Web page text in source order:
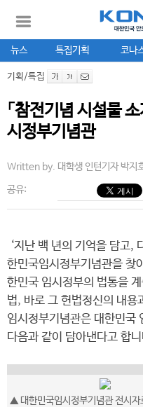
뉴스 특집기획 코나
기획/특집
「참전기념 시설물
시정부기념관
Written by. 대학생 인턴기자 박지
공유:
‘지난 백 년의 기억을 담고,
한민국임시정부기념관을 찾
한민국 임시정부의 법통을
법, 바로 그 헌법정신의 내용
임시정부기념관은 대한민국
다음과 같이 담아낸다고 합
▲ 대한민국임시정부기념관 전시